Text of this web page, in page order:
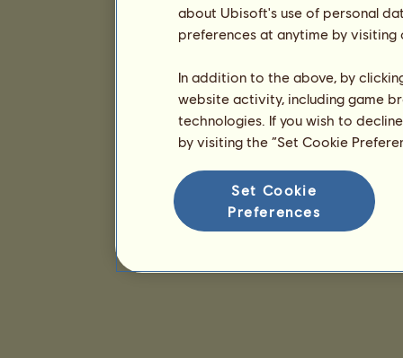
about Ubisoft's use of personal
preferences at anytime by
In addition to the above, by
website activity, including game
technologies. If you wish to
by visiting the “Set Cookie
Set Cookie
Preferences